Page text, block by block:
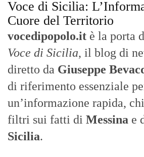
Voce di Sicilia:
Cuore del Territorio
vocedipopolo.it è la porta
Voce di Sicilia, il blog di
diretto da Giuseppe
di riferimento essenziale
un’informazione rapida,
filtri sui fatti di Messina e
Sicilia.